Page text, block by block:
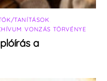
TANÍTÁSOK
,VONZÁS TÖRVÉNYE
a